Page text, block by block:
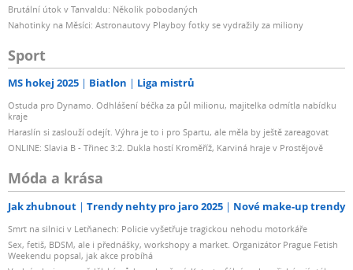
Brutální útok v Tanvaldu: Několik pobodaných
Nahotinky na Měsíci: Astronautovy Playboy fotky se vydražily za miliony
Sport
MS hokej 2025 Biatlon Liga mistrů
Ostuda pro Dynamo. Odhlášení béčka za půl milionu, majitelka odmítla nabídku
kraje
Haraslín si zaslouží odejít. Výhra je to i pro Spartu, ale měla by ještě zareagovat
ONLINE: Slavia B - Třinec 3:2. Dukla hostí Kroměříž, Karviná hraje v Prostějově
Móda a krása
Jak zhubnout Trendy nehty pro jaro 2025 Nové make-up trendy
Smrt na silnici v Letňanech: Policie vyšetřuje tragickou nehodu motorkáře
Sex, fetiš, BDSM, ale i přednášky, workshopy a market. Organizátor Prague Fetish
Weekendu popsal, jak akce probíhá